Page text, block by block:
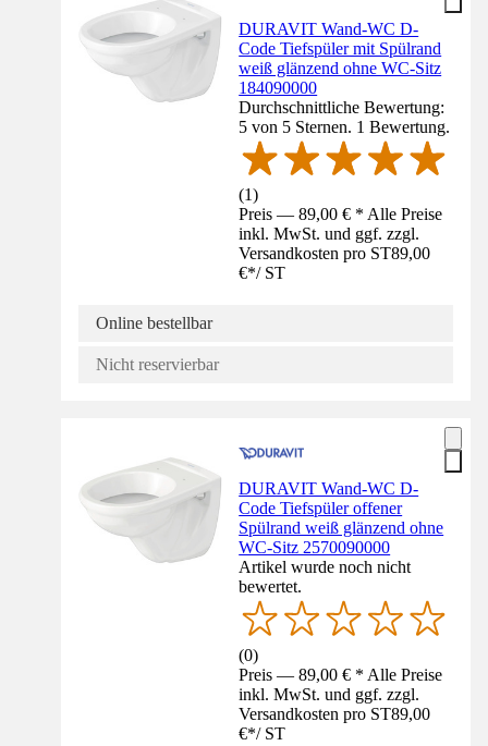
DURAVIT Wand-WC D-
Code Tiefspüler mit Spülrand
weiß glänzend ohne WC-Sitz
184090000
Durchschnittliche Bewertung:
5 von 5 Sternen. 1 Bewertung.
(1)
Preis — 89,00 € * Alle Preise
inkl. MwSt. und ggf. zzgl.
Versandkosten pro ST89,00
€*/ ST
Online bestellbar
Nicht reservierbar
DURAVIT Wand-WC D-
Code Tiefspüler offener
Spülrand weiß glänzend ohne
WC-Sitz 2570090000
Artikel wurde noch nicht
bewertet.
(0)
Preis — 89,00 € * Alle Preise
inkl. MwSt. und ggf. zzgl.
Versandkosten pro ST89,00
€*/ ST